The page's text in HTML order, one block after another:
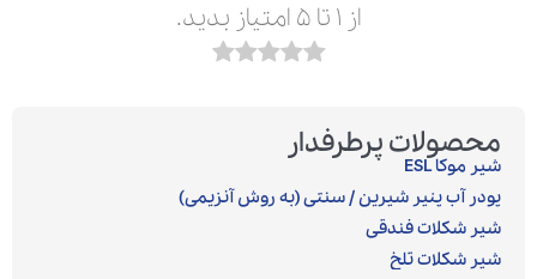
از ۱ تا ۵ امتیاز بدید.
محصولات پرطرفدار
شیر موکا ESL
پودر آب پنیر شیرین / سنتی (به روش آنزیمی)‎
شیر شکلات فندقی
شیر شکلات تلخ